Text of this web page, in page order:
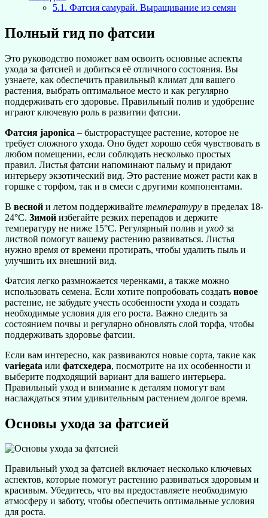
5.1. Фатсия самурай. Выращивание из семян
Полный гид по фатсии
Это руководство поможет вам освоить основные аспекты
ухода за фатсией и добиться её отличного состояния. Вы
узнаете, как обеспечить правильный климат для вашего
растения, выбрать оптимальное место и как регулярно
поддерживать его здоровье. Правильный полив и удобрение
играют ключевую роль в развитии фатсии.
Фатсия japonica – быстрорастущее растение, которое не
требует сложного ухода. Оно будет хорошо себя чувствовать в
любом помещении, если соблюдать несколько простых
правил. Листья фатсии напоминают пальму и придают
интерьеру экзотический вид. Это растение может расти как в
горшке с торфом, так и в смеси с другими компонентами.
В весной и летом поддерживайте температуру в пределах 18-
24°C. Зимой избегайте резких перепадов и держите
температуру не ниже 15°C. Регулярный полив и уход за
листвой помогут вашему растению развиваться. Листья
нужно время от времени протирать, чтобы удалить пыль и
улучшить их внешний вид.
Фатсия легко размножается черенками, а также можно
использовать семена. Если хотите попробовать создать новое
растение, не забудьте учесть особенности ухода и создать
необходимые условия для его роста. Важно следить за
состоянием почвы и регулярно обновлять слой торфа, чтобы
поддерживать здоровье фатсии.
Если вам интересно, как развиваются новые сорта, такие как
variegata или фатсхедера, посмотрите на их особенности и
выберите подходящий вариант для вашего интерьера.
Правильный уход и внимание к деталям помогут вам
наслаждаться этим удивительным растением долгое время.
Основы ухода за фатсией
Правильный уход за фатсией включает несколько ключевых
аспектов, которые помогут растению развиваться здоровым и
красивым. Убедитесь, что вы предоставляете необходимую
атмосферу и заботу, чтобы обеспечить оптимальные условия
для роста.